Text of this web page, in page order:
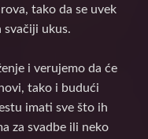
tako da se uvek
svačiji ukus.
i verujemo da će
tako i budući
imati sve što ih
za svadbe ili neko